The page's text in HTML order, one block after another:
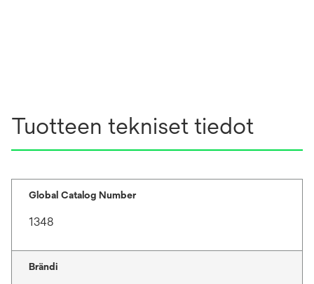
Tuotteen tekniset tiedot
Global Catalog Number
1348
Brändi